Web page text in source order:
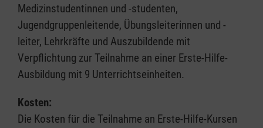
Medizinstudentinnen und -studenten,
Jugendgruppenleitende, Übungsleiterinnen und -
leiter, Lehrkräfte und Auszubildende mit
Verpflichtung zur Teilnahme an einer Erste-Hilfe-
Ausbildung mit 9 Unterrichtseinheiten.
Kosten:
Die Kosten für die Teilnahme an Erste-Hilfe-Kursen